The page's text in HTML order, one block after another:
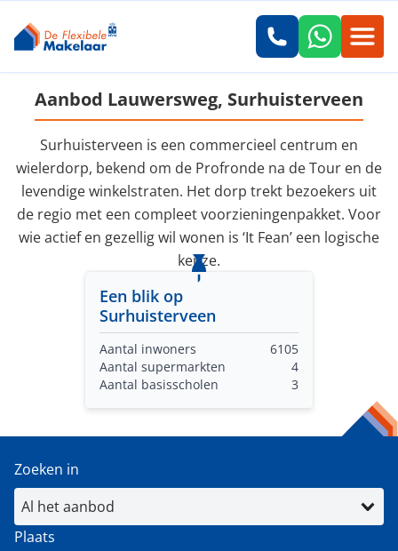
Aanbod Lauwersweg, Surhuisterveen
Surhuisterveen is een commercieel centrum en
wielerdorp, bekend om de Profronde na de Tour en de
levendige winkelstraten. Het dorp trekt bezoekers uit
de regio met een compleet voorzieningenpakket. Voor
wie actief en gezellig wil wonen is ‘It Fean’ een logische
keuze.
Een blik op
Surhuisterveen
Aantal inwoners
6105
Aantal supermarkten
4
Aantal basisscholen
3
Zoeken in
Plaats